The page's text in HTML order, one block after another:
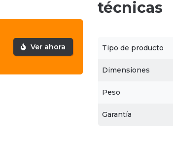
Ver ahora
técnicas
Tipo de producto
Dimensiones
Peso
Garantía